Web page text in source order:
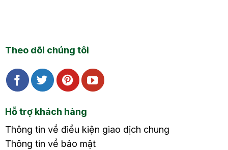
Theo dõi chúng tôi
Hỗ trợ khách hàng
Thông tin về điều kiện giao dịch chung
Thông tin về bảo mật